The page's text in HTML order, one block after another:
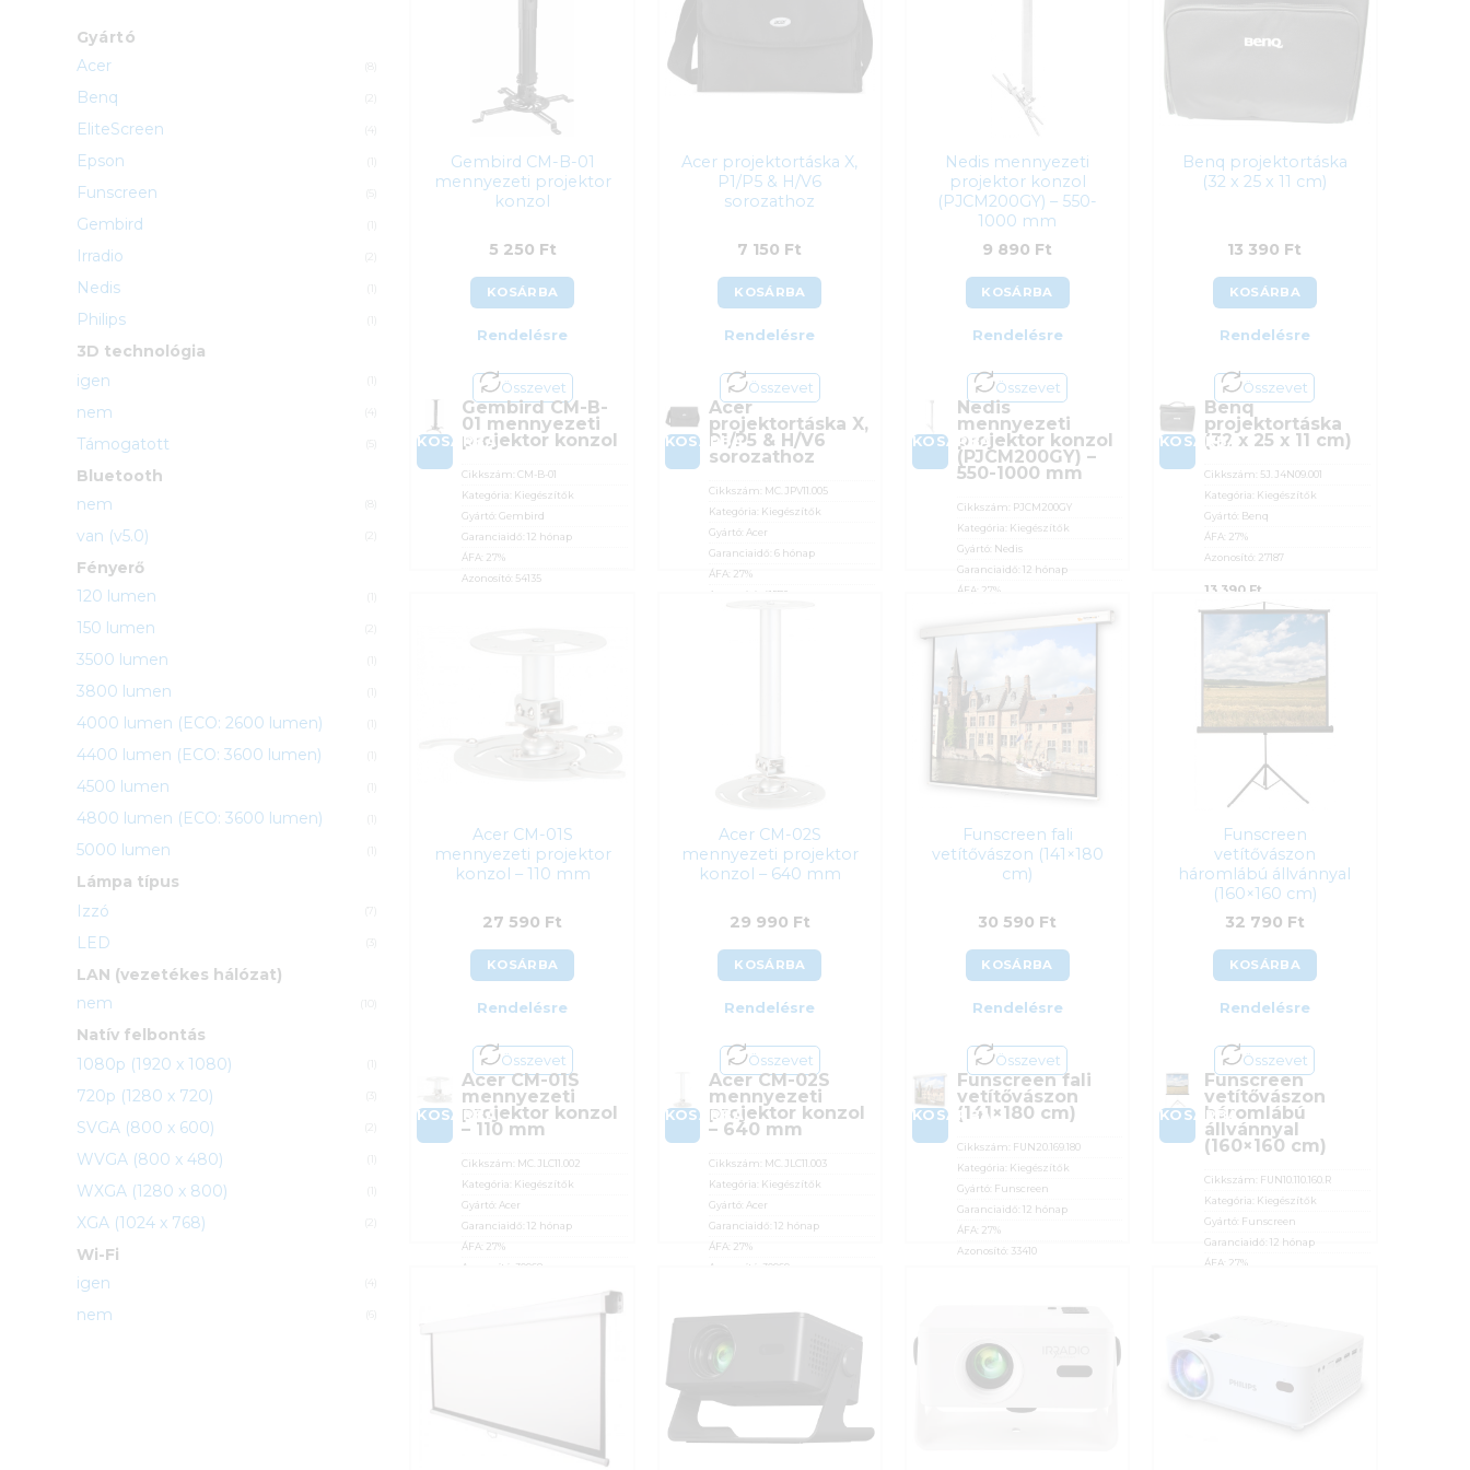
Gyártó
Acer
(8)
Benq
EliteScreen (4)
Epson
Funscreen
Gembird
Irradio
Nedis
Philips
3D technológia
igen
nem (4)
Támogatott
Bluetooth
nem
(8)
van (v5.0)
Fényerő
120 lumen
150 lumen
3500 lumen
3800 lumen
4000 lumen (ECO: 2600 lumen)
4400 lumen (ECO: 3600 lumen)
4500 lumen
4800 lumen (ECO: 3600 lumen)
5000 lumen
Lámpa típus
Izzó
(7)
LED
LAN (vezetékes hálózat)
nem
Natív felbontás
1080p (1920 x 1080)
720p (1280 x 720)
SVGA (800 x 600)
WVGA (800 x 480)
WXGA (1280 x 800)
XGA (1024 x 768)
Wi-Fi
igen
(4)
nem
Gembird CM-B-01
mennyezeti projektor
konzol
5 250 Ft
KOSÁRBA
Rendelésre
Összevet
KOSÁRBA
Gembird CM-B-
01 mennyezeti
projektor konzol
Cikkszám:CM-B-01
Kategória: Kiegészítők
Gyártó:Gembird
Garanciaidő:12 hónap
ÁFA: 27%
Azonosító: 54135
Acer projektortáska X,
P1/P5 & H/V6
sorozathoz
7 150 Ft
KOSÁRBA
Rendelésre
Összevet
KOSÁRBA
Acer
projektortáska X,
P1/P5 & H/V6
sorozathoz
Cikkszám: MC.JPV11.005
Kategória: Kiegészítők
Gyártó: Acer
Garanciaidő:6 hónap
ÁFA: 27%
Azonosító:
41570
Nedis mennyezeti
projektor konzol
(PJCM200GY) – 550-
1000 mm
9 890 Ft
KOSÁRBA
Rendelésre
Összevet
KOSÁRBA
Nedis
mennyezeti
projektor konzol
(PJCM200GY) –
550-1000 mm
Cikkszám: PJCM200GY
Kategória: Kiegészítők
Gyártó: Nedis
Garanciaidő: 12 hónap
ÁFA: 27%
Benq projektortáska
(32 x 25 x 11 cm)
13 390 Ft
KOSÁRBA
Rendelésre
Összevet
KOSÁRBA
Benq
projektortáska
(32 x 25 x 11 cm)
Cikkszám: 5J.J4N09.001
Kategória: Kiegészítők
Gyártó: Benq
ÁFA: 27%
Azonosító: 27187
13 390 Ft
Acer CM-01S
mennyezeti projektor
konzol – 110 mm
27 590 Ft
KOSÁRBA
Rendelésre
Összevet
KOSÁRBA
Acer CM-01S
mennyezeti
projektor konzol
– 110 mm
Cikkszám: MC.JLC11.002
Kategória: Kiegészítők
Gyártó: Acer
Garanciaidő:12 hónap
ÁFA: 27%
Azonosító: 30968
Acer CM-02S
mennyezeti projektor
konzol – 640 mm
29 990 Ft
KOSÁRBA
Rendelésre
Összevet
KOSÁRBA
Acer CM-02S
mennyezeti
projektor konzol
– 640 mm
Cikkszám: MC.JLC11.003
Kategória: Kiegészítők
Gyártó: Acer
Garanciaidő:12 hónap
ÁFA: 27%
Azonosító: 30969
Funscreen fali
vetítővászon (141×180
cm)
30 590 Ft
KOSÁRBA
Rendelésre
Összevet
KOSÁRBA
Funscreen fali
vetítővászon
(141×180 cm)
Cikkszám: FUN20.169.180
Kategória: Kiegészítők
Gyártó: Funscreen
Garanciaidő: 12 hónap
ÁFA: 27%
Azonosító: 33410
Funscreen
vetítővászon
háromlábú állvánnyal
(160×160 cm)
32 790 Ft
KOSÁRBA
Rendelésre
Összevet
KOSÁRBA
Funscreen
vetítővászon
háromlábú
állvánnyal
(160×160 cm)
Cikkszám: FUN10.110.160.R
Kategória: Kiegészítők
Gyártó: Funscreen
Garanciaidő: 12 hónap
ÁFA: 27%